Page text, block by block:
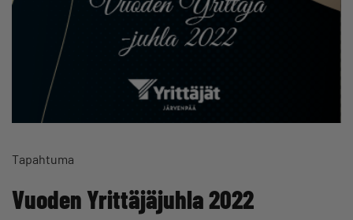
Tapahtuma
Vuoden Yrittäjäjuhla 2022